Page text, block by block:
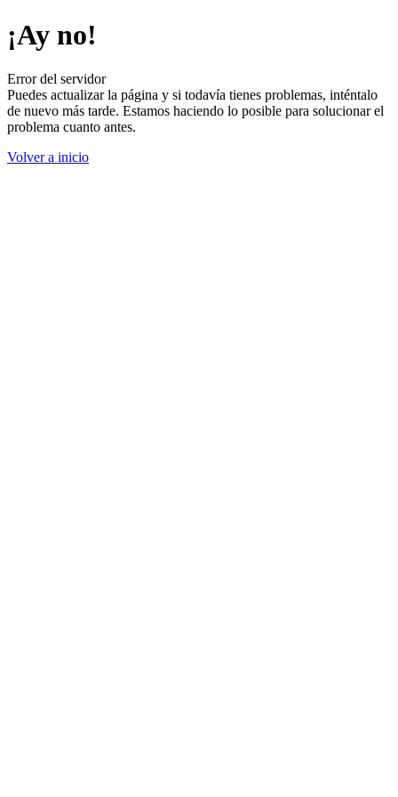
¡Ay no!
Error del servidor
Puedes actualizar la página y si todavía tienes problemas, inténtalo
de nuevo más tarde. Estamos haciendo lo posible para solucionar el
problema cuanto antes.
Volver a inicio